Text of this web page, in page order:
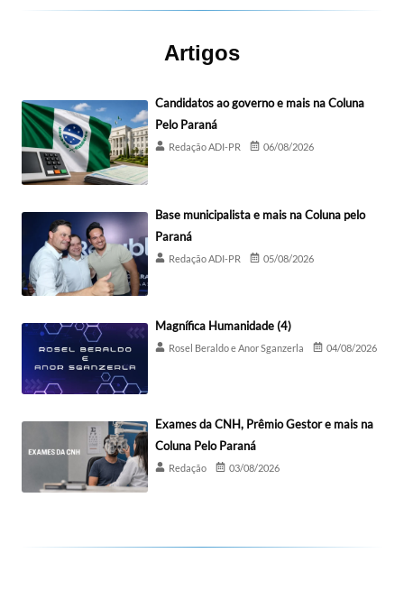
Artigos
Candidatos ao governo e mais na Coluna
Pelo Paraná
Redação ADI-PR 06/08/2026
Base municipalista e mais na Coluna pelo
Paraná
Redação ADI-PR 05/08/2026
Magnífica Humanidade (4)
Rosel Beraldo e Anor Sganzerla 04/08/2026
Exames da CNH, Prêmio Gestor e mais na
Coluna Pelo Paraná
Redação 03/08/2026